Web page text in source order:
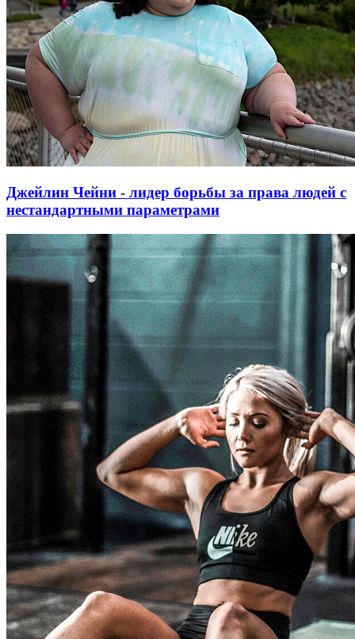
Джейлин Чейни - лидер борьбы за права людей с
нестандартными параметрами